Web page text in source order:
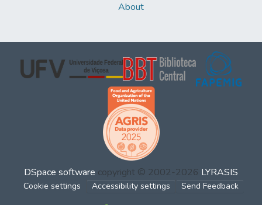
About
DSpace software copyright © 2002-2026 LYRASIS
Cookie settings Accessibility settings Send Feedback